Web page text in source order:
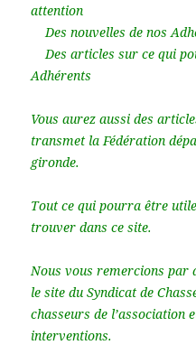
attention
Des nouvelles de nos
Des articles sur ce qui
Adhérents
Vous aurez aussi des
transmet la Fédération
gironde.
Tout ce qui pourra être
trouver dans ce site.
Nous vous remercions par
le site du Syndicat de
chasseurs de l’association
interventions.